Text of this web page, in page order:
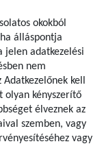
okokból
álláspontja
jelen adatkezelési
nem
Adatkezelőnek kell
olyan kényszerítő
élveznek az
szemben, vagy
vagy